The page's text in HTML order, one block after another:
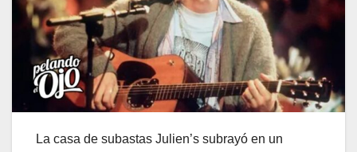
La casa de subastas Julien’s subrayó en un